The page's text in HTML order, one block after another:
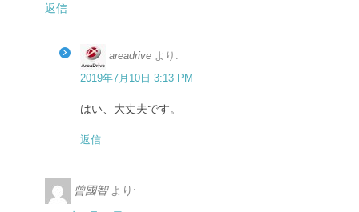
返信
areadrive より:
2019年7月10日 3:13 PM
はい、大丈夫です。
返信
曾國智 より: